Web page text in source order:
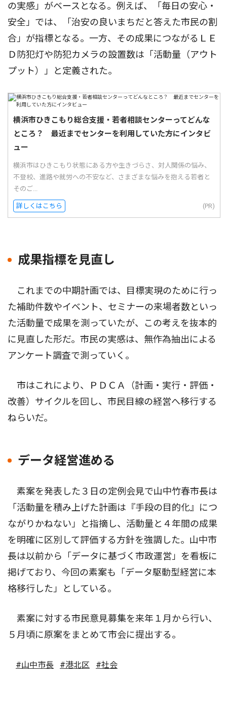
の実感」がベースとなる。例えば、「毎日の安心・
安全」では、「治安の良いまちだと答えた市民の割
合」が指標となる。一方、その成果につながるＬＥ
Ｄ防犯灯や防犯カメラの設置数は「活動量（アウト
プット）」と定義された。
横浜市ひきこもり総合支援・若者相談センターってどんな
ところ？ 最近までセンターを利用していた方にインタビ
ュー
横浜市はひきこもり状態にある方や生きづらさ、対人関係の悩み、
不登校、進路や就労への不安など、さまざまな悩みを抱える若者と
そのご...
詳しくはこちら (PR)
成果指標を見直し
これまでの中期計画では、目標実現のために行っ
た補助件数やイベント、セミナーの来場者数といっ
た活動量で成果を測っていたが、この考えを抜本的
に見直した形だ。市民の実感は、無作為抽出による
アンケート調査で測っていく。
市はこれにより、ＰＤＣＡ（計画・実行・評価・
改善）サイクルを回し、市民目線の経営へ移行する
ねらいだ。
データ経営進める
素案を発表した３日の定例会見で山中竹春市長は
「活動量を積み上げた計画は『手段の目的化』につ
ながりかねない」と指摘し、活動量と４年間の成果
を明確に区別して評価する方針を強調した。山中市
長は以前から「データに基づく市政運営」を看板に
掲げており、今回の素案も「データ駆動型経営に本
格移行した」としている。
素案に対する市民意見募集を来年１月から行い、
５月頃に原案をまとめて市会に提出する。
#山中市長 #港北区 #社会